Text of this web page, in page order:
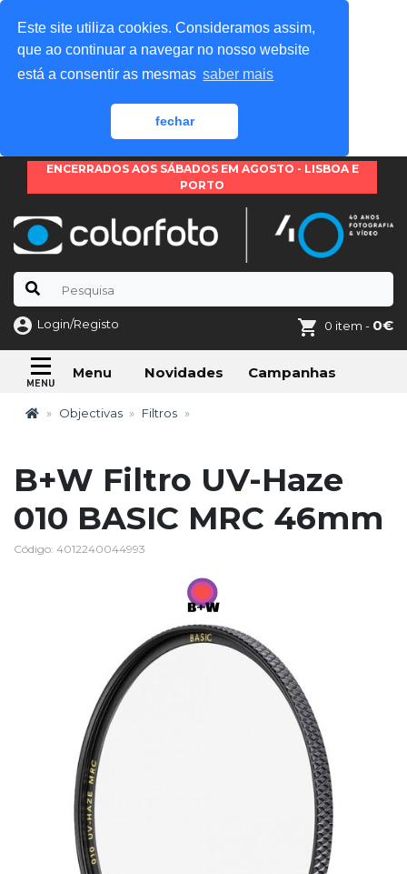
Este site utiliza cookies. Consideramos assim,
que ao continuar a navegar no nosso website
está a consentir as mesmas saber mais
fechar
ENCERRADOS AOS SÁBADOS EM AGOSTO - LISBOA E
PORTO
Login/Registo 0 item - 0€
Menu Novidades Campanhas
Objectivas Filtros
B+W Filtro UV-Haze
010 BASIC MRC 46mm
Código: 4012240044993